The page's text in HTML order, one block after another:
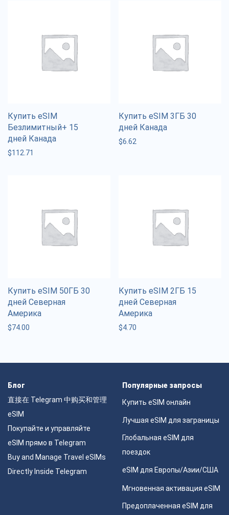
Купить eSIM
Безлимитный+ 15
дней Канада
$112.71
Купить eSIM 3ГБ 30
дней Канада
$6.62
Купить eSIM 50ГБ 30
дней Северная
Америка
$74.00
Купить eSIM 2ГБ 15
дней Северная
Америка
$4.70
Блог
直接在 Telegram 中购买和管理
eSIM
Покупайте и управляйте
eSIM прямо в Telegram
Buy and Manage Travel eSIMs
Directly Inside Telegram
Популярные запросы
Купить eSIM онлайн
Лучшая eSIM для заграницы
Глобальная eSIM для
поездок
eSIM для Европы/Азии/США
Мгновенная активация eSIM
Предоплаченная eSIM для